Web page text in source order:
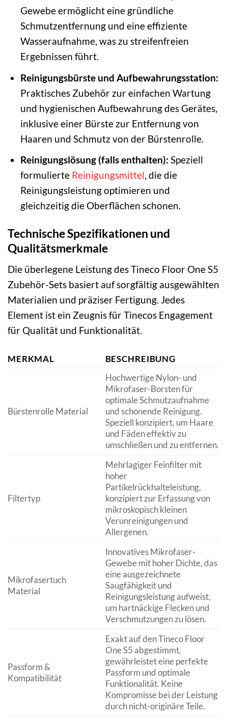
Gewebe ermöglicht eine gründliche
Schmutzentfernung und eine effiziente
Wasseraufnahme, was zu streifenfreien
Ergebnissen führt.
Reinigungsbürste und Aufbewahrungsstation:
Praktisches Zubehör zur einfachen Wartung
und hygienischen Aufbewahrung des Gerätes,
inklusive einer Bürste zur Entfernung von
Haaren und Schmutz von der Bürstenrolle.
Reinigungslösung (falls enthalten): Speziell
formulierte Reinigungsmittel, die die
Reinigungsleistung optimieren und
gleichzeitig die Oberflächen schonen.
Technische Spezifikationen und
Qualitätsmerkmale
Die überlegene Leistung des Tineco Floor One S5
Zubehör-Sets basiert auf sorgfältig ausgewählten
Materialien und präziser Fertigung. Jedes
Element ist ein Zeugnis für Tinecos Engagement
für Qualität und Funktionalität.
MERKMAL BESCHREIBUNG
Bürstenrolle Material
Hochwertige Nylon- und
Mikrofaser-Borsten für
optimale Schmutzaufnahme
und schonende Reinigung.
Speziell konzipiert, um Haare
und Fäden effektiv zu
umschließen und zu entfernen.
Filtertyp
Mehrlagiger Feinfilter mit
hoher
Partikelrückhalteleistung,
konzipiert zur Erfassung von
mikroskopisch kleinen
Verunreinigungen und
Allergenen.
Mikrofasertuch
Material
Innovatives Mikrofaser-
Gewebe mit hoher Dichte, das
eine ausgezeichnete
Saugfähigkeit und
Reinigungsleistung aufweist,
um hartnäckige Flecken und
Verschmutzungen zu lösen.
Passform &
Kompatibilität
Exakt auf den Tineco Floor
One S5 abgestimmt,
gewährleistet eine perfekte
Passform und optimale
Funktionalität. Keine
Kompromisse bei der Leistung
durch nicht-originäre Teile.